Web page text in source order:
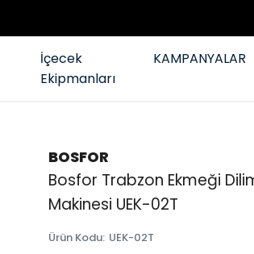
İçecek
Ekipmanları
KAMPANYALAR
BOSFOR
Bosfor Trabzon Ekmeği
Makinesi UEK-02T
Ürün Kodu: UEK-02T